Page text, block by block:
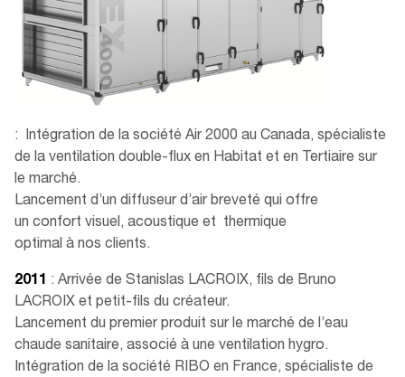
: Intégration de la société Air 2000 au Canada, spécialiste
de la ventilation double-flux en Habitat et en Tertiaire sur
le marché.
Lancement d’un diffuseur d’air breveté qui offre
un confort visuel, acoustique et thermique
optimal à nos clients​.
2011 : Arrivée de Stanislas LACROIX, fils de Bruno
LACROIX et petit-fils du créateur.
Lancement du premier produit sur le marché de l’eau
chaude sanitaire, associé à une ventilation hygro.
Intégration de la société RIBO en France, spécialiste de